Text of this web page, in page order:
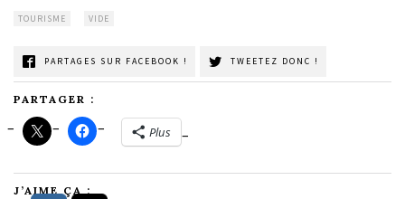
TOURISME VIDE
PARTAGES SUR FACEBOOK ! TWEETEZ DONC !
PARTAGER :
Plus
J’AIME ÇA :